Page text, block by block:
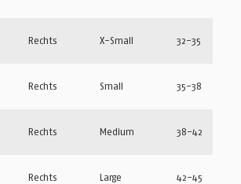
Rechts X-Small 32-35
Rechts Small 35-38
Rechts Medium 38-42
Rechts Large 42-45